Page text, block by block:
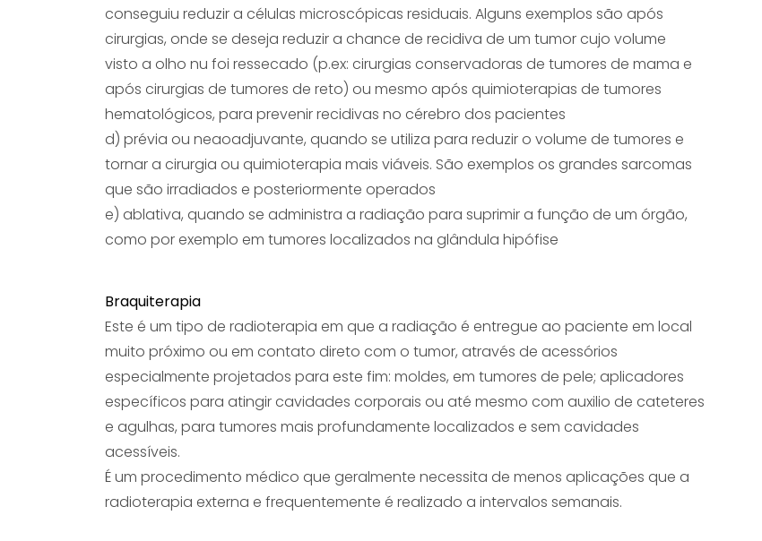
conseguiu reduzir a células microscópicas residuais. Alguns exemplos são após
cirurgias, onde se deseja reduzir a chance de recidiva de um tumor cujo volume
visto a olho nu foi ressecado (p.ex: cirurgias conservadoras de tumores de mama e
após cirurgias de tumores de reto) ou mesmo após quimioterapias de tumores
hematológicos, para prevenir recidivas no cérebro dos pacientes
d) prévia ou neaoadjuvante, quando se utiliza para reduzir o volume de tumores e
tornar a cirurgia ou quimioterapia mais viáveis. São exemplos os grandes sarcomas
que são irradiados e posteriormente operados
e) ablativa, quando se administra a radiação para suprimir a função de um órgão,
como por exemplo em tumores localizados na glândula hipófise
Braquiterapia
Este é um tipo de radioterapia em que a radiação é entregue ao paciente em local
muito próximo ou em contato direto com o tumor, através de acessórios
especialmente projetados para este fim: moldes, em tumores de pele; aplicadores
específicos para atingir cavidades corporais ou até mesmo com auxilio de cateteres
e agulhas, para tumores mais profundamente localizados e sem cavidades
acessíveis.
É um procedimento médico que geralmente necessita de menos aplicações que a
radioterapia externa e frequentemente é realizado a intervalos semanais.